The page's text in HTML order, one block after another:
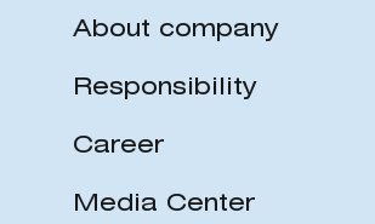
About company
Responsibility
Career
Media Center